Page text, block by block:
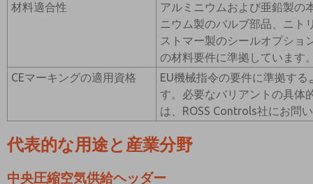
材料適合性
アルミニウムおよび亜鉛製の
ニウム製のバルブ部品、ニト
ストマー製のシールオプショ
の材料要件に準拠しています
CEマーキングの適用資格
EU機械指令の要件に準拠す
す。必要なバリアントの具体
は、ROSS Controls社にお問
代表的な用途と産業分野
中央圧縮空気供給ヘッダー